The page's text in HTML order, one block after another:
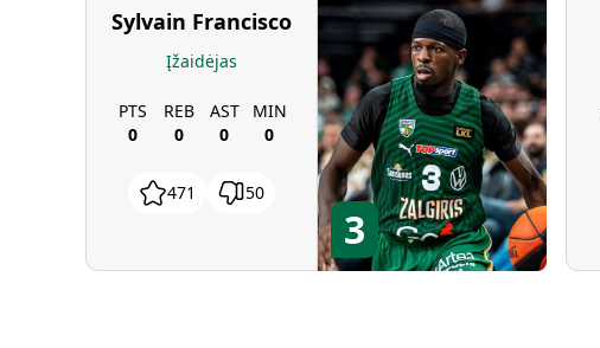
Sylvain Francisco
Įžaidėjas
PTS
0
REB
0
AST
0
MIN
0
471 50
3